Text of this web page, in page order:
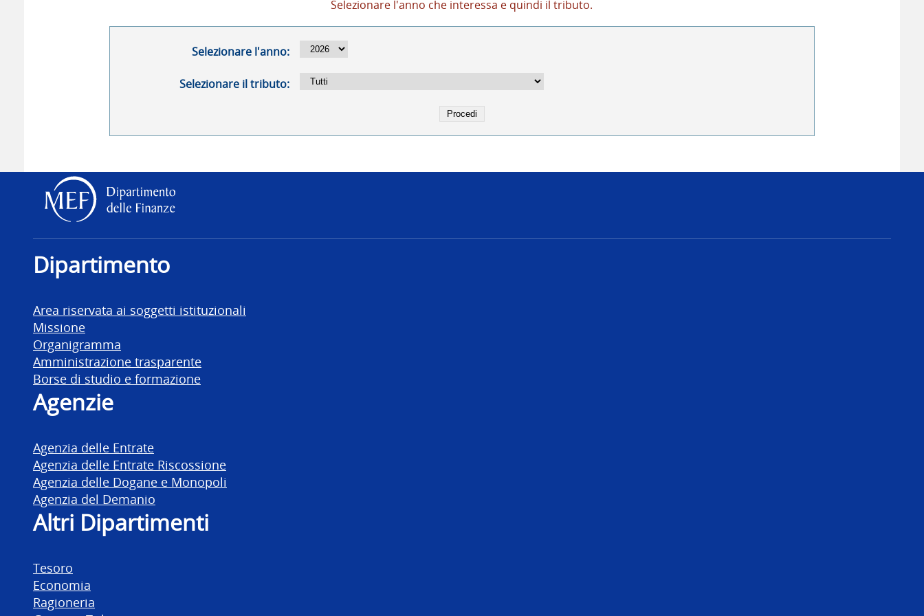
Selezionare l'anno che interessa e quindi il tributo.
Selezionare l'anno:
Selezionare il tributo:
Dipartimento delle Finanze
Dipartimento
Area riservata ai soggetti istituzionali
Missione
Organigramma
Amministrazione trasparente
Borse di studio e formazione
Agenzie
Agenzia delle Entrate
Agenzia delle Entrate Riscossione
Agenzia delle Dogane e Monopoli
Agenzia del Demanio
Altri Dipartimenti
Tesoro
Economia
Ragioneria